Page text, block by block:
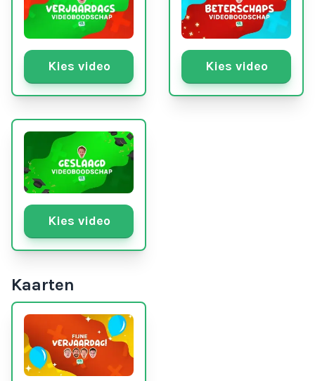
Kies video Kies video
Kies video
Kaarten